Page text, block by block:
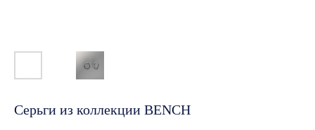
Серьги из коллекции BENCH